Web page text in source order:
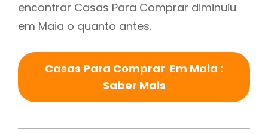
encontrar Casas Para Comprar diminuiu
em Maia o quanto antes.
Casas Para Comprar Em Maia :
Saber Mais